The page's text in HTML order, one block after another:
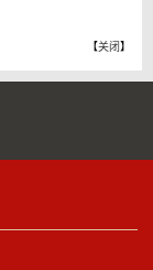
【关闭】